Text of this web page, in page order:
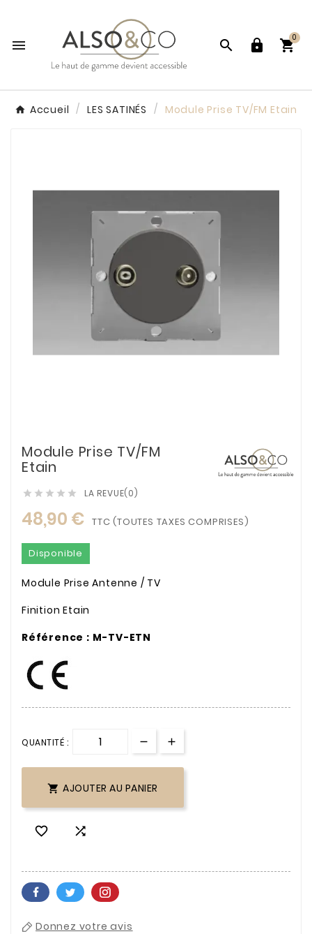
   
0
Accueil LES SATINÉS Module Prise TV/FM Etain
Module Prise TV/FM
Etain
     LA REVUE(0)
48,90 € TTC (TOUTES TAXES COMPRISES)
Disponible
Module Prise Antenne / TV
Finition Etain
Référence : M-TV-ETN
QUANTITÉ :
 AJOUTER AU PANIER
 
Donnez votre avis